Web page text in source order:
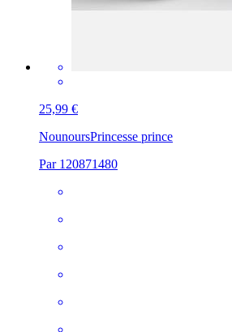
25,99 €
NounoursPrincesse prince
Par 120871480